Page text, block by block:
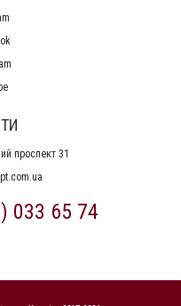
проспект 31
033 65 74